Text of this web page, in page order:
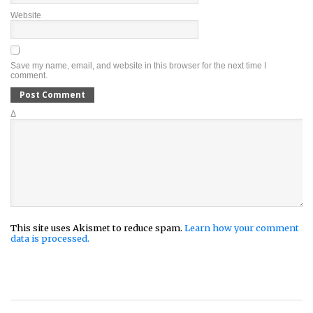
Website
Save my name, email, and website in this browser for the next time I
comment.
Δ
This site uses Akismet to reduce spam. Learn how your comment
data is processed.